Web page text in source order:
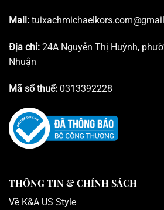
Mail:
Địa chỉ: 24A Nguyễn Thị Huỳnh,
Nhuận
Mã số thuế: 0313392228
THÔNG TIN & CHÍNH SÁCH
Về K&A US Style